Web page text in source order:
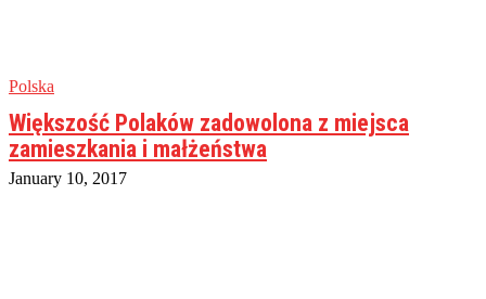
Polska
Większość Polaków zadowolona z miejsca
zamieszkania i małżeństwa
January 10, 2017